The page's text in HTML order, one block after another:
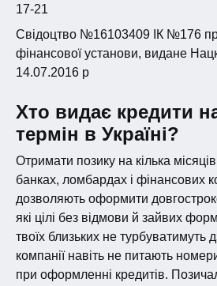
17-21
Свідоцтво №16103409 ІК №176
фінансової установи, видане
14.07.2016 р
Хто видає кредити
термін в Україні?
Отримати позику на кілька
банках, ломбардах і фінансових
дозволяють оформити
які цілі без відмови й зайвих
твоїх близьких не турбуватимуть
компанії навіть не питають
при оформленні кредитів.